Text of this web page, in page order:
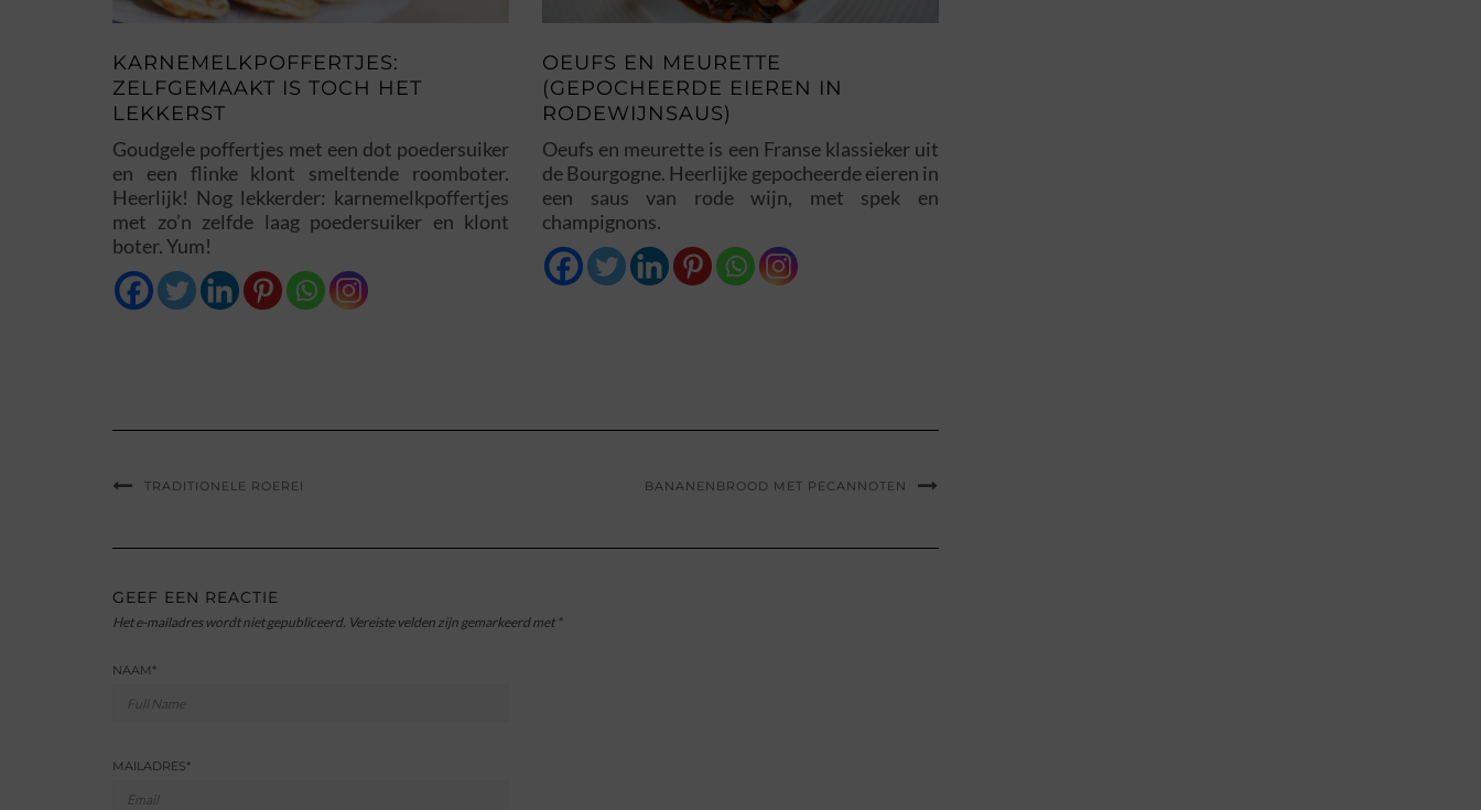
KARNEMELKPOFFERTJES:
ZELFGEMAAKT IS TOCH HET
LEKKERST
Goudgele poffertjes met een dot poedersuiker
en een flinke klont smeltende roomboter.
Heerlijk! Nog lekkerder: karnemelkpoffertjes
met zo’n zelfde laag poedersuiker en klont
boter. Yum!
OEUFS EN MEURETTE
(GEPOCHEERDE EIEREN IN
RODEWIJNSAUS)
Oeufs en meurette is een Franse klassieker uit
de Bourgogne. Heerlijke gepocheerde eieren in
een saus van rode wijn, met spek en
champignons.
TRADITIONELE ROEREI BANANENBROOD MET PECANNOTEN
GEEF EEN REACTIE
Het e-mailadres wordt niet gepubliceerd. Vereiste velden zijn gemarkeerd met *
NAAM *
MAILADRES*